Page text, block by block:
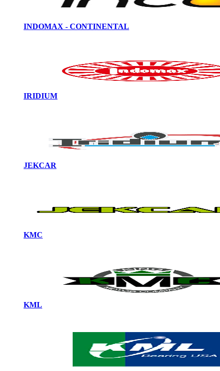
INDOMAX - CONTINENTAL
IRIDIUM
JEKCAR
KMC
KML